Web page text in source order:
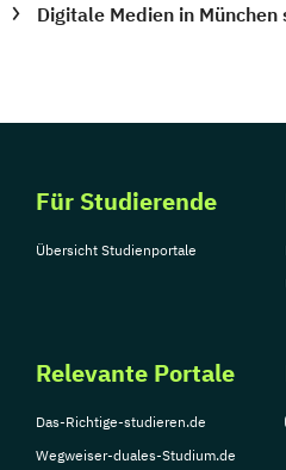
Digitale Medien in München
Für Studierende
Übersicht Studienportale
Relevante Portale
Das-Richtige-studieren.de
Wegweiser-duales-Studium.de